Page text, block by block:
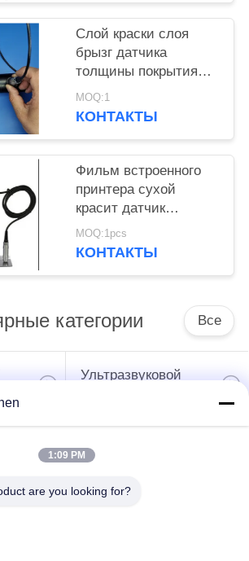
покрытия габарит TG-
6008
Слой краски слоя
брызг датчика
толщины покрытия
краски 300 градус
цельсий
MOQ:1
КОНТАКТЫ
Фильм встроенного
принтера сухой
красит датчик
толщины Tg110
покрытия Elcometer
MOQ:1pcs
КОНТАКТЫ
категории Все
Ультразвуковой
твердомер
1:09 PM
are you looking for?